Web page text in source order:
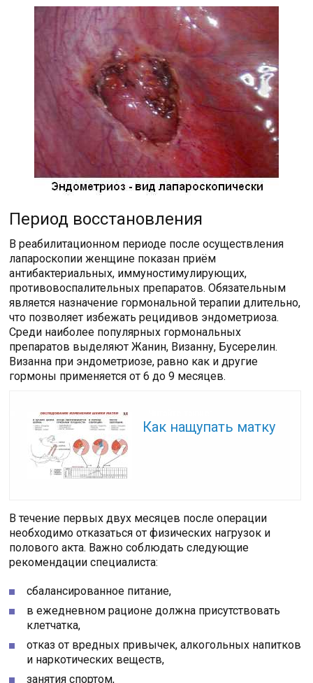
Период восстановления
В реабилитационном периоде после осуществления
лапароскопии женщине показан приём
антибактериальных, иммуностимулирующих,
противовоспалительных препаратов. Обязательным
является назначение гормональной терапии длительно,
что позволяет избежать рецидивов эндометриоза.
Среди наиболее популярных гормональных
препаратов выделяют Жанин, Визанну, Бусерелин.
Визанна при эндометриозе, равно как и другие
гормоны применяется от 6 до 9 месяцев.
Как нащупать матку
В течение первых двух месяцев после операции
необходимо отказаться от физических нагрузок и
полового акта. Важно соблюдать следующие
рекомендации специалиста:
сбалансированное питание,
в ежедневном рационе должна присутствовать
клетчатка,
отказ от вредных привычек, алкогольных напитков
и наркотических веществ,
занятия спортом,